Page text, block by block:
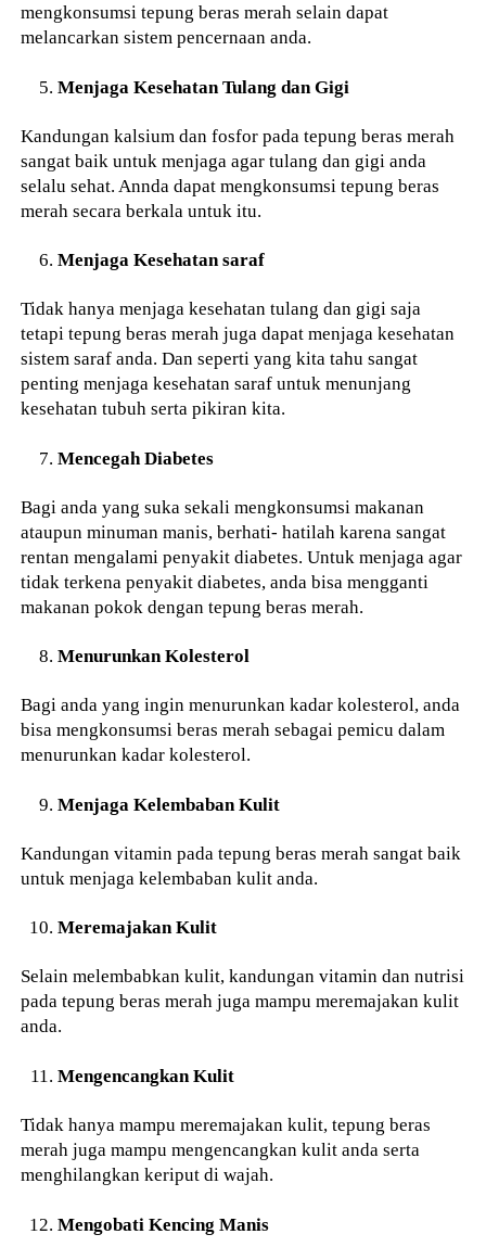
mengkonsumsi tepung beras merah selain dapat
melancarkan sistem pencernaan anda.
Menjaga Kesehatan Tulang dan Gigi
Kandungan kalsium dan fosfor pada tepung beras merah
sangat baik untuk menjaga agar tulang dan gigi anda
selalu sehat. Annda dapat mengkonsumsi tepung beras
merah secara berkala untuk itu.
Menjaga Kesehatan saraf
Tidak hanya menjaga kesehatan tulang dan gigi saja
tetapi tepung beras merah juga dapat menjaga kesehatan
sistem saraf anda. Dan seperti yang kita tahu sangat
penting menjaga kesehatan saraf untuk menunjang
kesehatan tubuh serta pikiran kita.
Mencegah Diabetes
Bagi anda yang suka sekali mengkonsumsi makanan
ataupun minuman manis, berhati- hatilah karena sangat
rentan mengalami penyakit diabetes. Untuk menjaga agar
tidak terkena penyakit diabetes, anda bisa mengganti
makanan pokok dengan tepung beras merah.
Menurunkan Kolesterol
Bagi anda yang ingin menurunkan kadar kolesterol, anda
bisa mengkonsumsi beras merah sebagai pemicu dalam
menurunkan kadar kolesterol.
Menjaga Kelembaban Kulit
Kandungan vitamin pada tepung beras merah sangat baik
untuk menjaga kelembaban kulit anda.
Meremajakan Kulit
Selain melembabkan kulit, kandungan vitamin dan nutrisi
pada tepung beras merah juga mampu meremajakan kulit
anda.
Mengencangkan Kulit
Tidak hanya mampu meremajakan kulit, tepung beras
merah juga mampu mengencangkan kulit anda serta
menghilangkan keriput di wajah.
Mengobati Kencing Manis